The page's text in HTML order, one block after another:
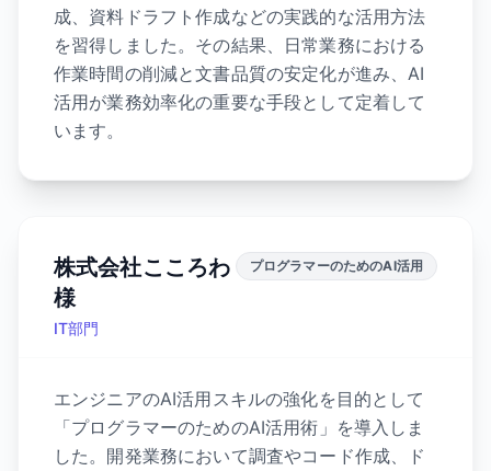
成、資料ドラフト作成などの実践的な活用方法
を習得しました。その結果、日常業務における
作業時間の削減と文書品質の安定化が進み、AI
活用が業務効率化の重要な手段として定着して
います。
株式会社こころわ
様
IT部門
プログラマーのためのAI活用
エンジニアのAI活用スキルの強化を目的として
「プログラマーのためのAI活用術」を導入しま
した。開発業務において調査やコード作成、ド